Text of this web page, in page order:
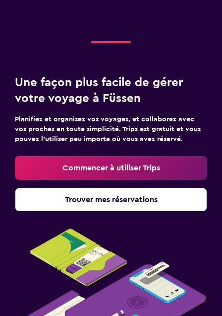
Une façon plus facile de gérer
votre voyage à Füssen
Planifiez et organisez vos voyages, et collaborez avec
vos proches en toute simplicité. Trips est gratuit et vous
pouvez l’utiliser peu importe où vous avez réservé.
Commencer à utiliser Trips
Trouver mes réservations